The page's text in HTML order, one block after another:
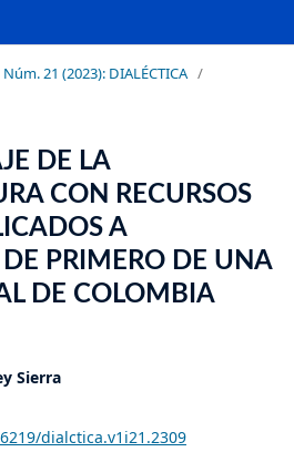
21 (2023): DIALÉCTICA /
DE LA
CON RECURSOS
A
DE PRIMERO DE UNA
DE COLOMBIA
Sierra
dialctica.v1i21.2309